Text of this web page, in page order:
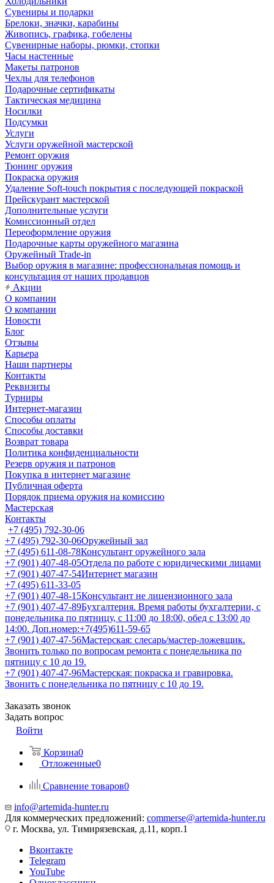
Сувениры и подарки
Брелоки, значки, карабины
Живопись, графика, гобелены
Сувенирные наборы, рюмки, стопки
Часы настенные
Макеты патронов
Чехлы для телефонов
Подарочные сертификаты
Тактическая медицина
Носилки
Подсумки
Услуги
Услуги оружейной мастерской
Ремонт оружия
Тюнинг оружия
Покраска оружия
Удаление Soft-touch покрытия с последующей покраской
Прейскурант мастерской
Дополнительные услуги
Комиссионный отдел
Переоформление оружия
Подарочные карты оружейного магазина
Оружейный Trade-in
Выбор оружия в магазине: профессиональная помощь и
консультация от наших продавцов
Акции
О компании
О компании
Новости
Блог
Отзывы
Карьера
Наши партнеры
Контакты
Реквизиты
Турниры
Интернет-магазин
Способы оплаты
Способы доставки
Возврат товара
Политика конфиденциальности
Резерв оружия и патронов
Покупка в интернет магазине
Публичная оферта
Порядок приема оружия на комиссию
Мастерская
Контакты
+7 (495) 792-30-06
+7 (495) 792-30-06Оружейный зал
+7 (495) 611-08-78Консультант оружейного зала
+7 (901) 407-48-05Отдела по работе с юридическими лицами
+7 (901) 407-47-54Интернет магазин
+7 (495) 611-33-05
+7 (901) 407-48-15Консультант не лицензионного зала
+7 (901) 407-47-89Бухгалтерия. Время работы бухгалтерии, с
понедельника по пятницу, с 11:00 до 18:00, обед с 13:00 до
14:00. Доп.номер:+7(495)611-59-65
+7 (901) 407-47-56Мастерская: слесарь/мастер-ложевщик.
Звонить только по вопросам ремонта с понедельника по
пятницу с 10 до 19.
+7 (901) 407-47-96Мастерская: покраска и гравировка.
Звонить с понедельника по пятницу с 10 до 19.
Заказать звонок
Задать вопрос
Войти
Корзина0
Отложенные0
Сравнение товаров0
info@artemida-hunter.ru
Для коммерческих предложений: commerse@artemida-hunter.ru
г. Москва, ул. Тимирязевская, д.11, корп.1
Вконтакте
Telegram
YouTube